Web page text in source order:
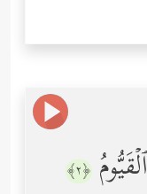
﴿٢﴾